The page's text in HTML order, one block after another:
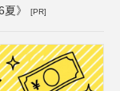
》 [PR]